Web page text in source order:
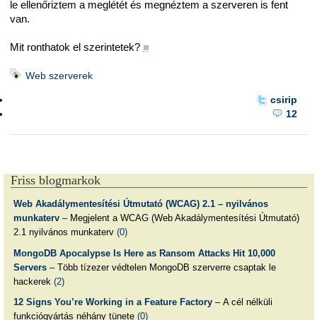
le ellenőriztem a meglétét és megnéztem a szerveren is fent
van.
Mit ronthatok el szerintetek? ■
Web szerverek
csirip
12
Friss blogmarkok
Web Akadálymentesítési Útmutató (WCAG) 2.1 – nyilvános
munkaterv– Megjelent a WCAG (Web Akadálymentesítési Útmutató)
2.1 nyilvános munkaterv (0)
MongoDB Apocalypse Is Here as Ransom Attacks Hit 10,000
Servers– Több tízezer védtelen MongoDB szerverre csaptak le
hackerek (2)
12 Signs You’re Working in a Feature Factory– A cél nélküli
funkciógyártás néhány tünete (0)